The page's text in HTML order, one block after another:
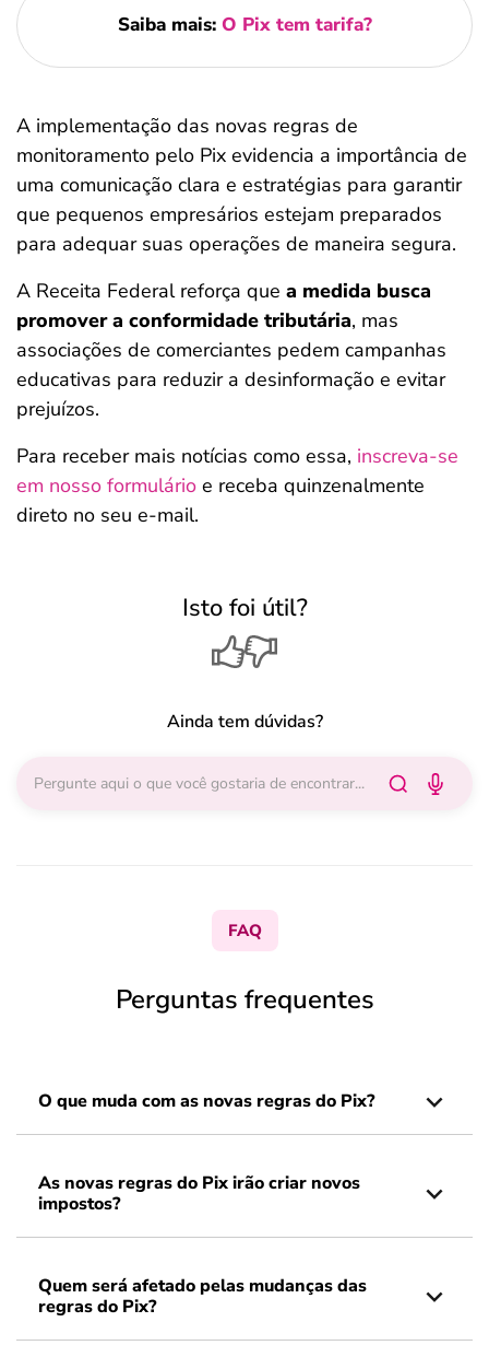
Saiba mais: O Pix tem tarifa?
A implementação das novas regras de
monitoramento pelo Pix evidencia a importância de
uma comunicação clara e estratégias para garantir
que pequenos empresários estejam preparados
para adequar suas operações de maneira segura.
A Receita Federal reforça que a medida busca
promover a conformidade tributária, mas
associações de comerciantes pedem campanhas
educativas para reduzir a desinformação e evitar
prejuízos.
Para receber mais notícias como essa, inscreva-se
em nosso formulário e receba quinzenalmente
direto no seu e-mail.
Isto foi útil?
Ainda tem dúvidas?
FAQ
Perguntas frequentes
O que muda com as novas regras do Pix?
As novas regras do Pix irão criar novos
impostos?
Quem será afetado pelas mudanças das
regras do Pix?